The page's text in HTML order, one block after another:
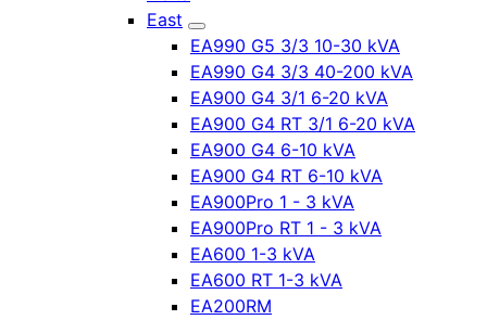
East
EA990 G5 3/3 10-30 kVA
EA990 G4 3/3 40-200 kVA
EA900 G4 3/1 6-20 kVA
EA900 G4 RT 3/1 6-20 kVA
EA900 G4 6-10 kVA
EA900 G4 RT 6-10 kVA
EA900Pro 1 - 3 kVA
EA900Pro RT 1 - 3 kVA
EA600 1-3 kVA
EA600 RT 1-3 kVA
EA200RM